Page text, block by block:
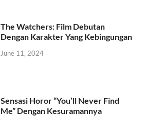
The Watchers: Film Debutan
Dengan Karakter Yang Kebingungan
June 11, 2024
Sensasi Horor “You’ll Never Find
Me” Dengan Kesuramannya